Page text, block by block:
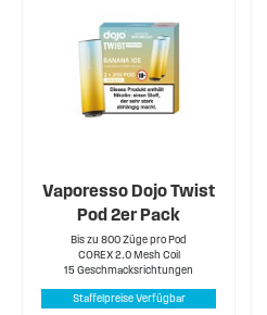
Vaporesso Dojo Twist
Pod 2er Pack
Bis zu 800 Züge pro Pod
COREX 2.0 Mesh Coil
15 Geschmacksrichtungen
Staffelpreise Verfügbar